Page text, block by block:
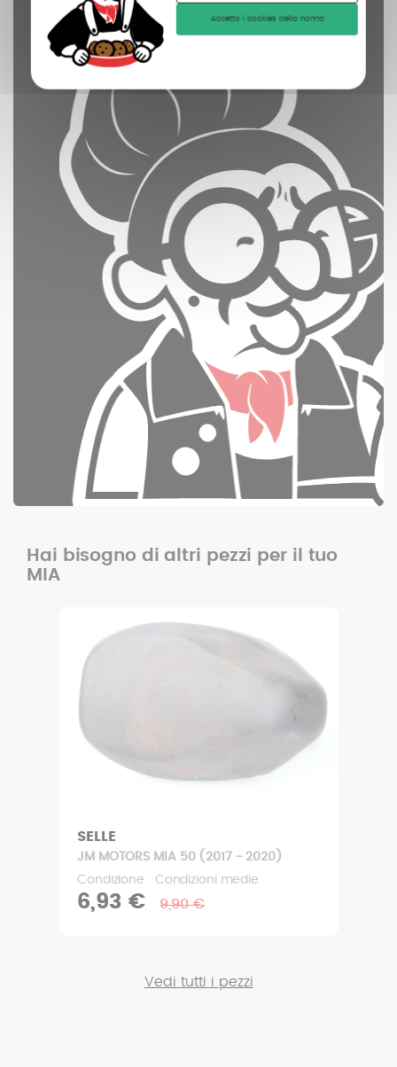
Accetto i cookies della nonna
Hai bisogno di altri pezzi per il tuo
MIA
SELLE
JM MOTORS MIA 50 (2017 - 2020)
Condizione : Condizioni medie
6,93 € 9,90 €
Vedi tutti i pezzi